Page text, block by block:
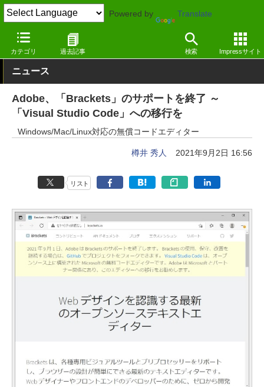
Powered by Translate
カテゴリ 過去記事 検索 Impressサイト
窓の杜 プログラミング Windows
ニュース
Adobe、「Brackets」のサポートを終了 ～
「Visual Studio Code」への移行を
Windows/Mac/Linux対応の無償コードエディター
樽井 秀人 2021年9月2日 16:56
リスト